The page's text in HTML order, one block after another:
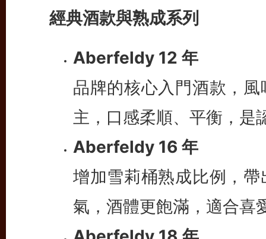
經典酒款與熟成系列
Aberfeldy 12 年
品牌的核心入門酒款，
主，口感柔順、平衡，是
Aberfeldy 16 年
增加雪莉桶熟成比例，
氣，酒體更飽滿，適合喜